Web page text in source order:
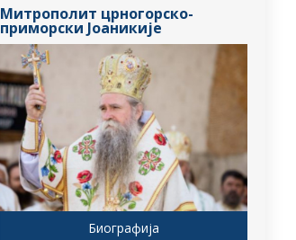
Митрополит црногорско-
приморски Јоаникије
Биографија